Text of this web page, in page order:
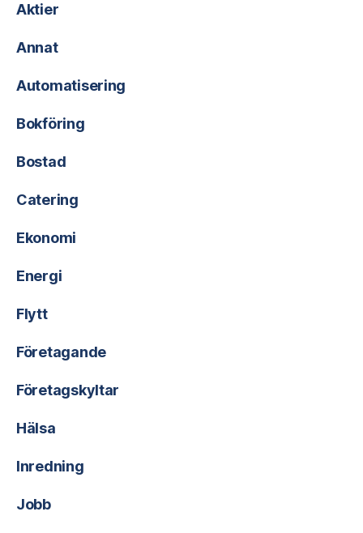
Aktier
Annat
Automatisering
Bokföring
Bostad
Catering
Ekonomi
Energi
Flytt
Företagande
Företagskyltar
Hälsa
Inredning
Jobb